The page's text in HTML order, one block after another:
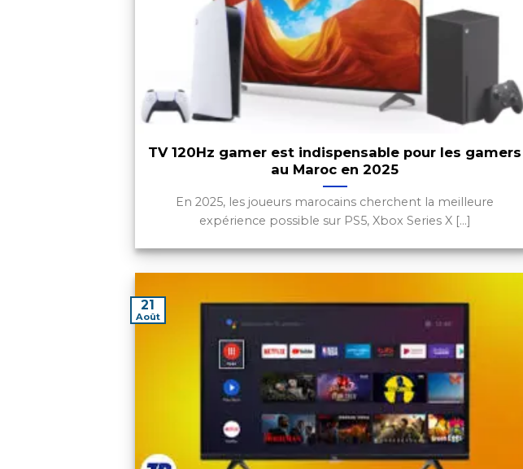
TV 120Hz gamer est indispensable pour les gamers
au Maroc en 2025
En 2025, les joueurs marocains cherchent la meilleure
expérience possible sur PS5, Xbox Series X [...]
21
Août